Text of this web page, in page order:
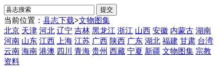
当前位置： 县志下载>文物图集
北京 天津 河北 辽宁 吉林 黑龙江 浙江 山西 安徽 内蒙古 湖南
河南 山东 江西 上海 江苏 广西 陕西 广东 湖北 福建 甘肃 台湾
云南 海南 港澳 四川 青海 贵州 西藏 宁夏 新疆 文物图集 宗教
资料